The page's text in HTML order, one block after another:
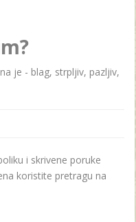
je - blag, strpljiv, pazljiv,
i skrivene poruke
koristite pretragu na